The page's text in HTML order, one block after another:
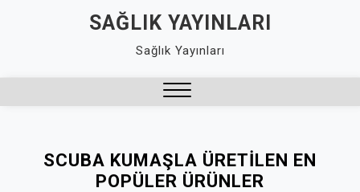
SAĞLIK YAYINLARI
Sağlık Yayınları
SCUBA KUMAŞLA ÜRETILEN EN
POPÜLER ÜRÜNLER